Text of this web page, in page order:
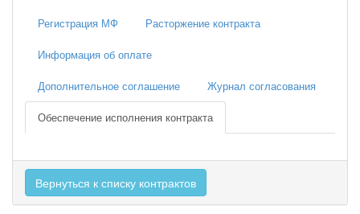
Регистрация МФ Расторжение контракта
Информация об оплате
Дополнительное соглашение Журнал согласования
Обеспечение исполнения контракта
Вернуться к списку контрактов